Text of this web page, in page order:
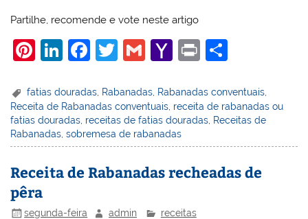
Partilhe, recomende e vote neste artigo
Pi
er
e
st
Li
k
e
dI
n
F
c
e
b
o
k
T
itt
er
G
ai
l
Y
h
o
o
M
ai
Pr
t
ar
e
fatias douradas Rabanadas Rabanadas conventuais
Receita de Rabanadas conventuais, receita de rabanadas ou
fatias douradas, receitas de fatias douradas, Receitas de
Rabanadas,sobremesa de rabanadas
Receita de Rabanadas recheadas de
pêra
segunda-feira admin receitas